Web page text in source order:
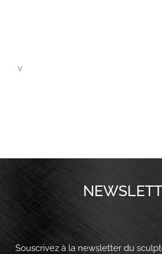
v
Souscrivez à la newsletter du